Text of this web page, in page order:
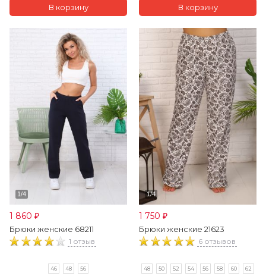
1 860 ₽
Брюки женские 68211
1 отзыв
46 48 56
1 750 ₽
Брюки женские 21623
6 отзывов
48 50 52 54 56 58 60 62